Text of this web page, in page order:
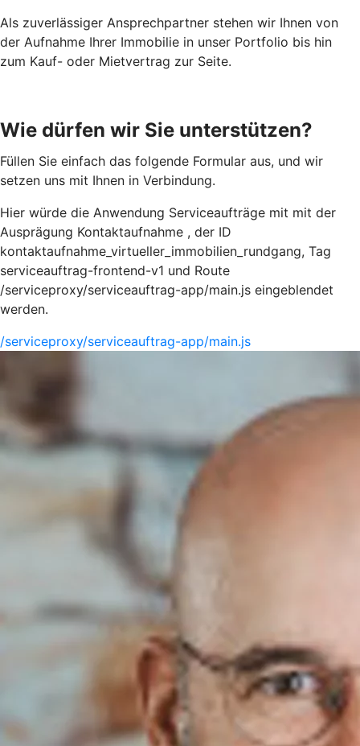
Als zuverlässiger Ansprechpartner stehen wir Ihnen von
der Aufnahme Ihrer Immobilie in unser Portfolio bis hin
zum Kauf- oder Mietvertrag zur Seite.
Wie dürfen wir Sie unterstützen?
Füllen Sie einfach das folgende Formular aus, und wir
setzen uns mit Ihnen in Verbindung.
Hier würde die Anwendung Serviceaufträge mit mit der
Ausprägung Kontaktaufnahme , der ID
kontaktaufnahme_virtueller_immobilien_rundgang, Tag
serviceauftrag-frontend-v1 und Route
/serviceproxy/serviceauftrag-app/main.js eingeblendet
werden.
/serviceproxy/serviceauftrag-app/main.js